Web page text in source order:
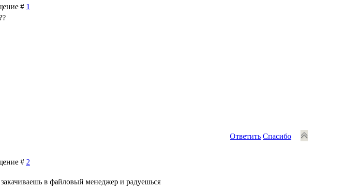
# 1
Ответить Спасибо
# 2
в файловый менеджер и радуешься